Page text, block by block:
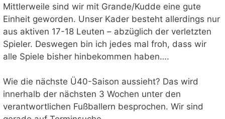
Mittlerweile sind wir mit Grande/Kudde eine gute
Einheit geworden. Unser Kader besteht allerdings nur
aus aktiven 17-18 Leuten – abzüglich der verletzten
Spieler. Deswegen bin ich jedes mal froh, dass wir
alle Spiele bisher hinbekommen haben….
Wie die nächste Ü40-Saison aussieht? Das wird
innerhalb der nächsten 3 Wochen unter den
verantwortlichen Fußballern besprochen. Wir sind